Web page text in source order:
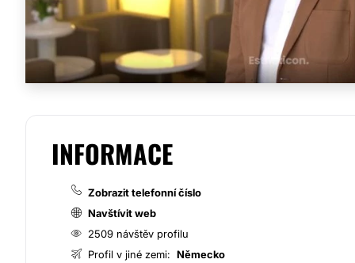
INFORMACE
Zobrazit telefonní číslo
Navštívit web
2509 návštěv profilu
Profil v jiné zemi: Německo